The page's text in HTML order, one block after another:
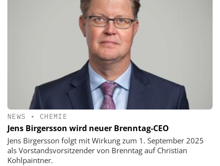
NEWS • CHEMIE
Jens Birgersson wird neuer Brenntag-CEO
Jens Birgersson folgt mit Wirkung zum 1. September 2025
als Vorstandsvorsitzender von Brenntag auf Christian
Kohlpaintner.